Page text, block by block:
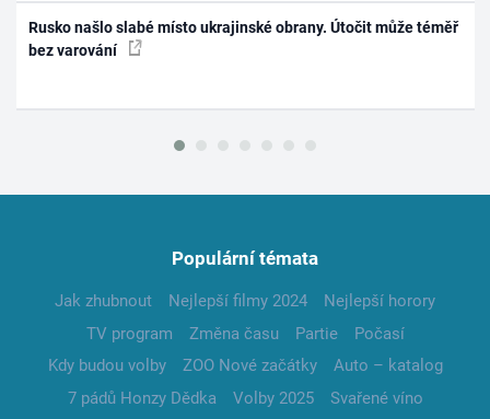
Rusko našlo slabé místo ukrajinské obrany. Útočit může téměř
bez varování
Populární témata
Jak zhubnout Nejlepší filmy 2024
Nejlepší horory
TV program
Změna času Partie
Počasí
Kdy budou volby
ZOO Nové začátky
Auto – katalog
7 pádů Honzy Dědka
Volby 2025
Svařené víno